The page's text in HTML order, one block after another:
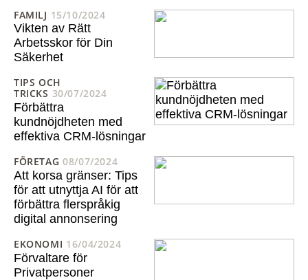
FAMILJ 15/10/2024
Vikten av Rätt
Arbetsskor för Din
Säkerhet
TIPS OCH
TRICKS 30/07/2024
Förbättra
kundnöjdheten med
effektiva CRM-lösningar
FÖRETAG 08/07/2024
Att korsa gränser: Tips
för att utnyttja AI för att
förbättra flerspråkig
digital annonsering
EKONOMI 16/04/2024
Förvaltare för
Privatpersoner